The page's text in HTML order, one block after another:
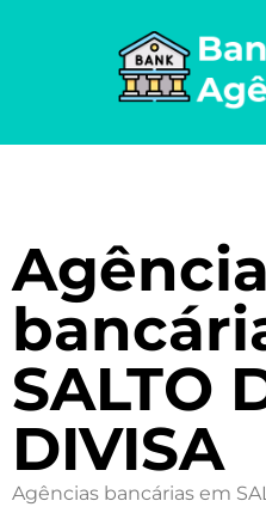
SALTO
DIVISA
Agências bancárias em